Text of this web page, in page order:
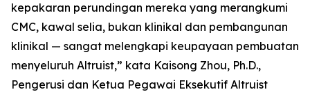
kepakaran perundingan mereka yang merangkumi
CMC, kawal selia, bukan klinikal dan pembangunan
klinikal — sangat melengkapi keupayaan pembuatan
menyeluruh Altruist,” kata Kaisong Zhou, Ph.D.,
Pengerusi dan Ketua Pegawai Eksekutif Altruist